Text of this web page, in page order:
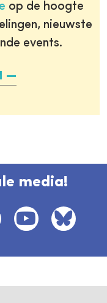
op de hoogte
nieuwste
events.
media!